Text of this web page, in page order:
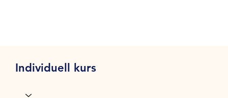
Individuell kurs